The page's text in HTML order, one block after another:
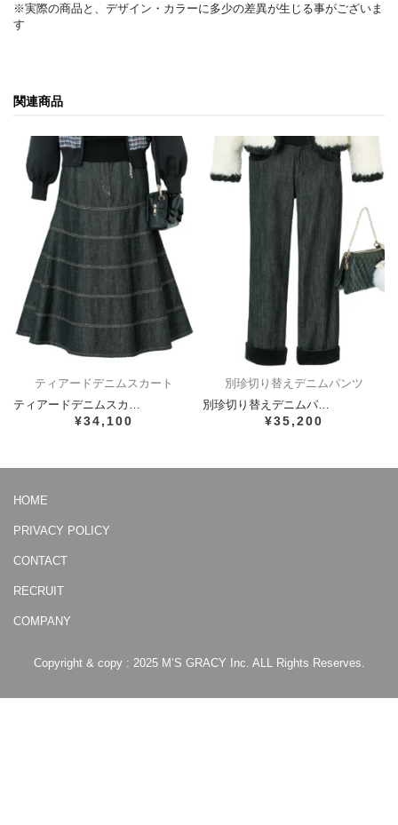
※実際の商品と、デザイン・カラーに多少の差異が生じる事がございま
す
関連商品
ティアードデニムスカート
ティアードデニムスカ…
¥34,100
別珍切り替えデニムパンツ
別珍切り替えデニムパ…
¥35,200
HOME
PRIVACY POLICY
CONTACT
RECRUIT
COMPANY
Copyright & copy : 2025 M’S GRACY Inc. ALL Rights Reserves.